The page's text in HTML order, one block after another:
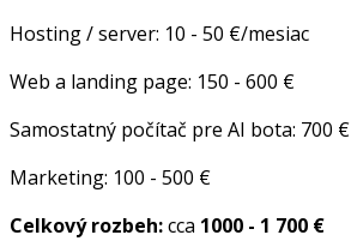
Hosting / server: 10 - 50 €/mesiac
Web a landing page: 150 - 600 €
Samostatný počítač pre AI bota: 700 €
Marketing: 100 - 500 €
Celkový rozbeh:cca 1000 - 1 700 €